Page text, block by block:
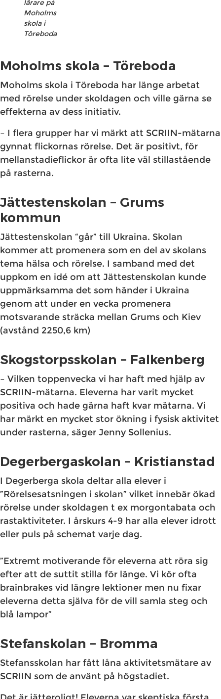
lärare på
Moholms
skola i
Töreboda
Moholms skola – Töreboda
Moholms skola i Töreboda har länge arbetat
med rörelse under skoldagen och ville gärna se
effekterna av dess initiativ.
– I flera grupper har vi märkt att SCRIIN-mätarna
gynnat flickornas rörelse. Det är positivt, för
mellanstadieflickor är ofta lite väl stillastående
på rasterna.
Jättestenskolan – Grums
kommun
Jättestenskolan “går” till Ukraina. Skolan
kommer att promenera som en del av skolans
tema hälsa och rörelse. I samband med det
uppkom en idé om att Jättestenskolan kunde
uppmärksamma det som händer i Ukraina
genom att under en vecka promenera
motsvarande sträcka mellan Grums och Kiev
(avstånd 2250,6 km)
Skogstorpsskolan – Falkenberg
– Vilken toppenvecka vi har haft med hjälp av
SCRIIN-mätarna. Eleverna har varit mycket
positiva och hade gärna haft kvar mätarna. Vi
har märkt en mycket stor ökning i fysisk aktivitet
under rasterna, säger Jenny Sollenius.
Degerbergaskolan – Kristianstad
I Degerberga skola deltar alla elever i
”Rörelsesatsningen i skolan” vilket innebär ökad
rörelse under skoldagen t ex morgontabata och
rastaktiviteter. I årskurs 4-9 har alla elever idrott
eller puls på schemat varje dag.
”Extremt motiverande för eleverna att röra sig
efter att de suttit stilla för länge. Vi kör ofta
brainbrakes vid längre lektioner men nu fixar
eleverna detta själva för de vill samla steg och
blå lampor”
Stefanskolan – Bromma
Stefansskolan har fått låna aktivitetsmätare av
SCRIIN som de använt på högstadiet.